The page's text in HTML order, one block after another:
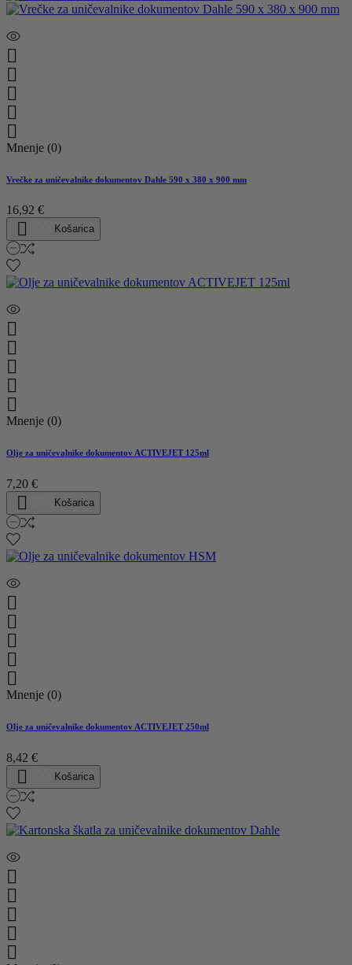





Mnenje (0)
Vrečke za uničevalnike dokumentov Dahle 590 x 380 x 900 mm
16,92 €
 Košarica





Mnenje (0)
Olje za uničevalnike dokumentov ACTIVEJET 125ml
7,20 €
 Košarica





Mnenje (0)
Olje za uničevalnike dokumentov ACTIVEJET 250ml
8,42 €
 Košarica




